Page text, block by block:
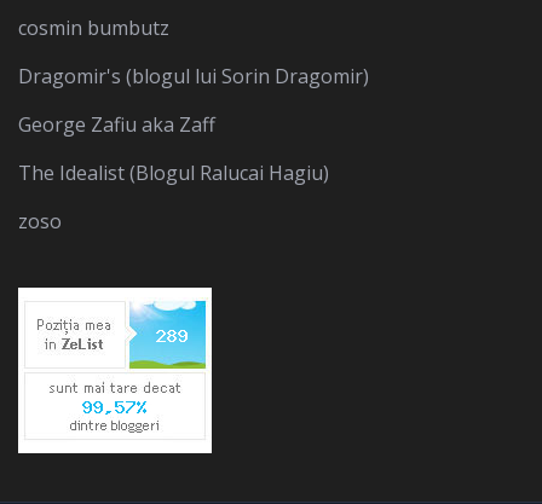
cosmin bumbutz
Dragomir's (blogul lui Sorin Dragomir)
George Zafiu aka Zaff
The Idealist (Blogul Ralucai Hagiu)
zoso